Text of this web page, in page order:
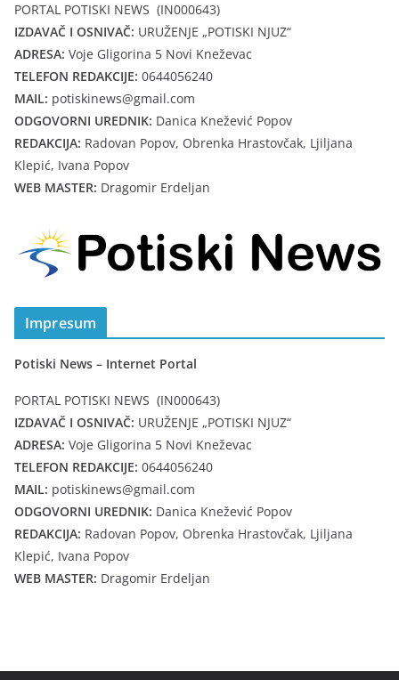
PORTAL POTISKI NEWS (IN000643)
IZDAVAČ I OSNIVAČ: URUŽENJE „POTISKI NJUZ“
ADRESA: Voje Gligorina 5 Novi Kneževac
TELEFON REDAKCIJE: 0644056240
MAIL: potiskinews@gmail.com
ODGOVORNI UREDNIK: Danica Knežević Popov
REDAKCIJA: Radovan Popov, Obrenka Hrastovčak, Ljiljana
Klepić, Ivana Popov
WEB MASTER: Dragomir Erdeljan
Impresum
Potiski News – Internet Portal
PORTAL POTISKI NEWS (IN000643)
IZDAVAČ I OSNIVAČ: URUŽENJE „POTISKI NJUZ“
ADRESA: Voje Gligorina 5 Novi Kneževac
TELEFON REDAKCIJE: 0644056240
MAIL: potiskinews@gmail.com
ODGOVORNI UREDNIK: Danica Knežević Popov
REDAKCIJA: Radovan Popov, Obrenka Hrastovčak, Ljiljana
Klepić, Ivana Popov
WEB MASTER: Dragomir Erdeljan